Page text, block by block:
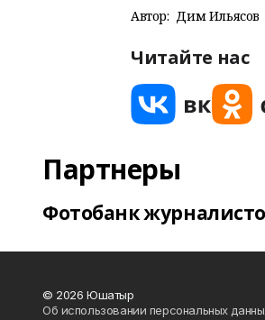
Автор: Дим Ильясов
Читайте нас
Партнеры
Фотобанк
© 2026 Юшатыр
Об использовании персональных